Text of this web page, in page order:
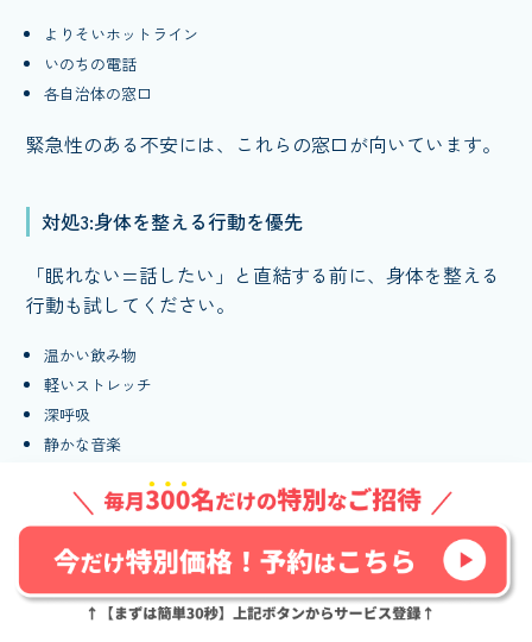
よりそいホットライン
いのちの電話
各自治体の窓口
緊急性のある不安には、これらの窓口が向いています。
対処3:身体を整える行動を優先
「眠れない=話したい」と直結する前に、身体を整える
行動も試してください。
温かい飲み物
軽いストレッチ
深呼吸
静かな音楽
身体が落ち着くと、心も落ち着きやすくなります。
対処4:スマホ・SNSから離れる
眠れない夜にスマホやSNSを見続けると、刺激が増えて